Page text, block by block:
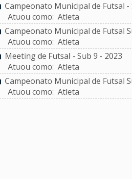
Campeonato Municipal de Futsal -
Atuou como: Atleta
Campeonato Municipal de Futsal
Atuou como: Atleta
Meeting de Futsal - Sub 9 - 2023
Atuou como: Atleta
Campeonato Municipal de Futsal
Atuou como: Atleta